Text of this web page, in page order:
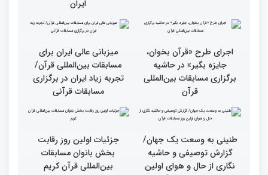
وحدت کشورهای جهان
اسلام مهمترین پیام دریافتی
از مفاهیم و تعالیم قرآن
راهیابی 35 بانو از 40 کشور
به مرحله نهایی مسابقات
بین‌المللی قرآن به میزبانی
ایران
اجرای طرح «قرآن بخوان،
جایزه بگیر» در حاشیه
برگزاری مسابقات بین‌المللی
میزبانی عالی ایران برای
مسابقات بین‌المللی قرآن/
تجربه زیاد ایران در برگزاری